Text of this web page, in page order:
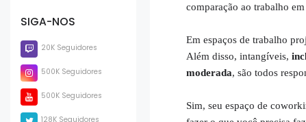
SIGA-NOS
20K Seguidores
500K Seguidores
500K Seguidores
128K Seguidores
comparação ao trabalho em
Em espaços de trabalho
Além disso, intangíveis,
moderada, são todos
Sim, seu espaço de